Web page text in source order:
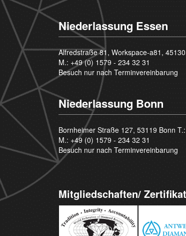
Niederlassung Essen
Alfredstraße 81, Workspace-a81,
M.: +49 (0) 1579 - 234 32 31
Besuch nur nach Terminvereinbarung
Niederlassung Bonn
Bornheimer Straße 127, 53119 Bonn T.:
M.: +49 (0) 1579 - 234 32 31
Besuch nur nach Terminvereinbarung
Mitgliedschaften/